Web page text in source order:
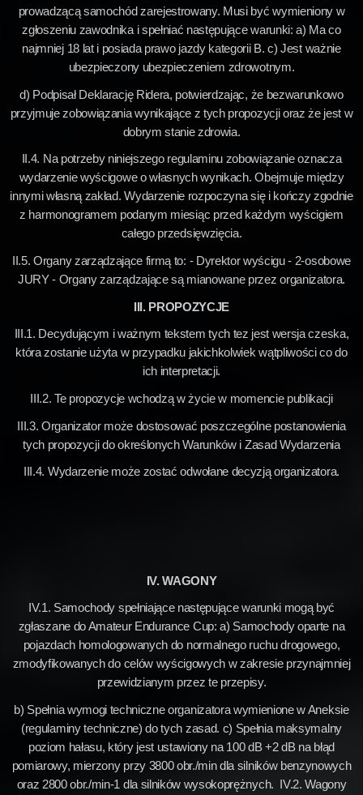
prowadzącą samochód zarejestrowany. Musi być wymieniony w
zgłoszeniu zawodnika i spełniać następujące warunki: a) Ma co
najmniej 18 lat i posiada prawo jazdy kategorii B. c) Jest ważnie
ubezpieczony ubezpieczeniem zdrowotnym.
d) Podpisał Deklarację Ridera, potwierdzając, że bezwarunkowo
przyjmuje zobowiązania wynikające z tych propozycji oraz że jest w
dobrym stanie zdrowia.
II.4. Na potrzeby niniejszego regulaminu zobowiązanie oznacza
wydarzenie wyścigowe o własnych wynikach. Obejmuje między
innymi własną zakład. Wydarzenie rozpoczyna się i kończy zgodnie
z harmonogramem podanym miesiąc przed każdym wyścigiem
całego przedsięwzięcia.
II.5. Organy zarządzające firmą to: - Dyrektor wyścigu - 2-osobowe
JURY - Organy zarządzające są mianowane przez organizatora.
III. PROPOZYCJE
III.1. Decydującym i ważnym tekstem tych tez jest wersja czeska,
która zostanie użyta w przypadku jakichkolwiek wątpliwości co do
ich interpretacji.
III.2. Te propozycje wchodzą w życie w momencie publikacji
III.3. Organizator może dostosować poszczególne postanowienia
tych propozycji do określonych Warunków i Zasad Wydarzenia
III.4. Wydarzenie może zostać odwołane decyzją organizatora.
IV. WAGONY
IV.1. Samochody spełniające następujące warunki mogą być
zgłaszane do Amateur Endurance Cup: a) Samochody oparte na
pojazdach homologowanych do normalnego ruchu drogowego,
zmodyfikowanych do celów wyścigowych w zakresie przynajmniej
przewidzianym przez te przepisy.
b) Spełnia wymogi techniczne organizatora wymienione w Aneksie
(regulaminy techniczne) do tych zasad. c) Spełnia maksymalny
poziom hałasu, który jest ustawiony na 100 dB +2 dB na błąd
pomiarowy, mierzony przy 3800 obr./min dla silników benzynowych
oraz 2800 obr./min-1 dla silników wysokoprężnych. IV.2. Wagony